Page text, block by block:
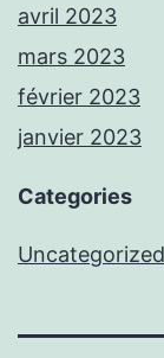
avril 2023
mars 2023
février 2023
janvier 2023
Categories
Uncategorized